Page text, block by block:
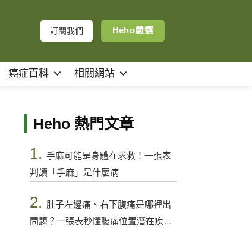
訂閱我們 Heho嚴選
癌症百科 相關網站
Heho 熱門文章
1. 手麻可能是身體在求救！一張表
判讀「手麻」是什麼病
2. 肚子左邊痛、右下腹痛是哪裡出
問題？一張表秒懂腹痛位置潛在疾病